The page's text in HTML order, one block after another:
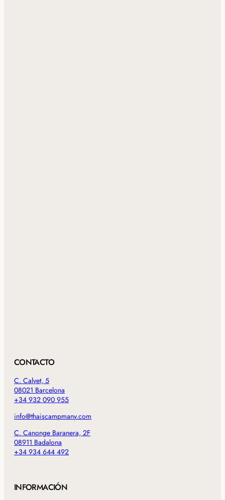
CONTACTO
C. Calvet, 5
08021 Barcelona
+34 932 090 955
info@thaiscampmany.com
C. Canonge Baranera, 2F
08911 Badalona
+34 934 644 492
INFORMACIÓN